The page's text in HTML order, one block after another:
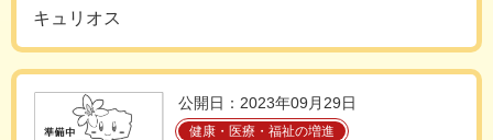
キュリオス
公開日：2023年09月29日
健康・医療・福祉の増進